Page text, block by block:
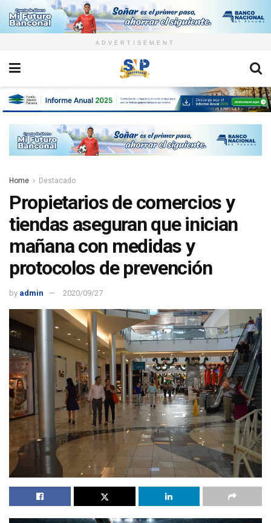
ADVERTISEMENT
Home Destacado
Propietarios de comercios y
tiendas aseguran que inician
mañana con medidas y
protocolos de prevención
by admin 2020/09/27